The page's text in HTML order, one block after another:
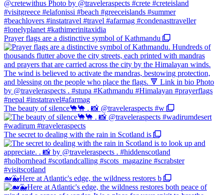
Prayer flags are a distinctive symbol of Kathmandu
The beauty of silence🐪🐪 . 📸 @traveleraspects #w
The secret to dealing with the rain in Scotland is
🐋🐳Here at Atlantic's edge, the wildness restores b